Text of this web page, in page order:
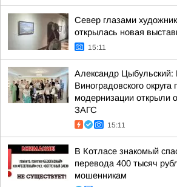
Север глазами
открылась новая
15:11
Александр Цыбульский:
Виноградовского
модернизации открыли
ЗАГС
15:11
В Котласе знакомый
перевода 400 тысяч
мошенникам